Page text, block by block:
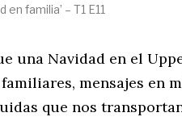
en familia’ – T1 E11
una Navidad en el
mensajes en
que nos